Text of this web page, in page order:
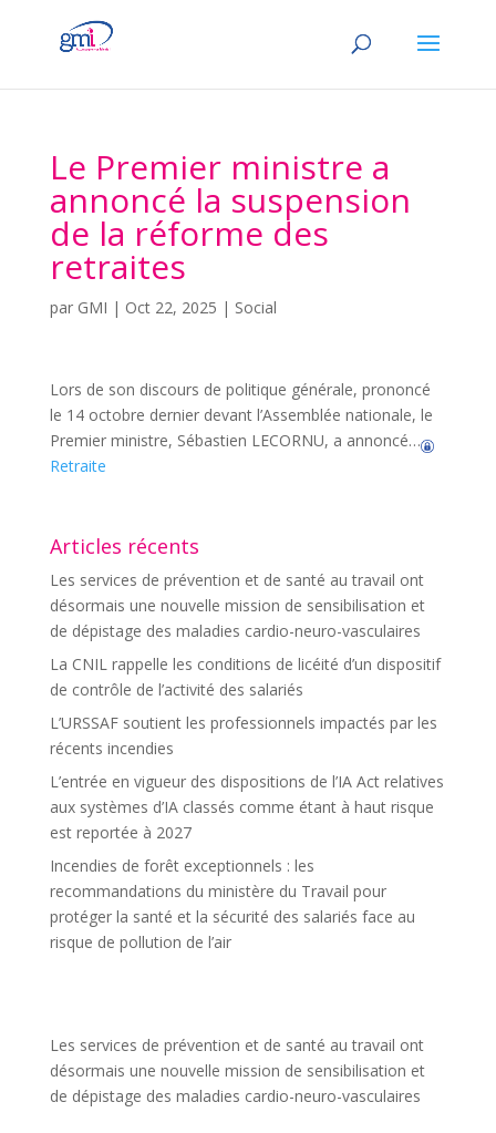
Le Premier ministre a
annoncé la suspension
de la réforme des
retraites
par GMI | Oct 22, 2025 | Social
Lors de son discours de politique générale, prononcé
le 14 octobre dernier devant l’Assemblée nationale, le
Premier ministre, Sébastien LECORNU, a annoncé…
Retraite
Articles récents
Les services de prévention et de santé au travail ont
désormais une nouvelle mission de sensibilisation et
de dépistage des maladies cardio-neuro-vasculaires
La CNIL rappelle les conditions de licéité d’un dispositif
de contrôle de l’activité des salariés
L’URSSAF soutient les professionnels impactés par les
récents incendies
L’entrée en vigueur des dispositions de l’IA Act relatives
aux systèmes d’IA classés comme étant à haut risque
est reportée à 2027
Incendies de forêt exceptionnels : les
recommandations du ministère du Travail pour
protéger la santé et la sécurité des salariés face au
risque de pollution de l’air
Les services de prévention et de santé au travail ont
désormais une nouvelle mission de sensibilisation et
de dépistage des maladies cardio-neuro-vasculaires